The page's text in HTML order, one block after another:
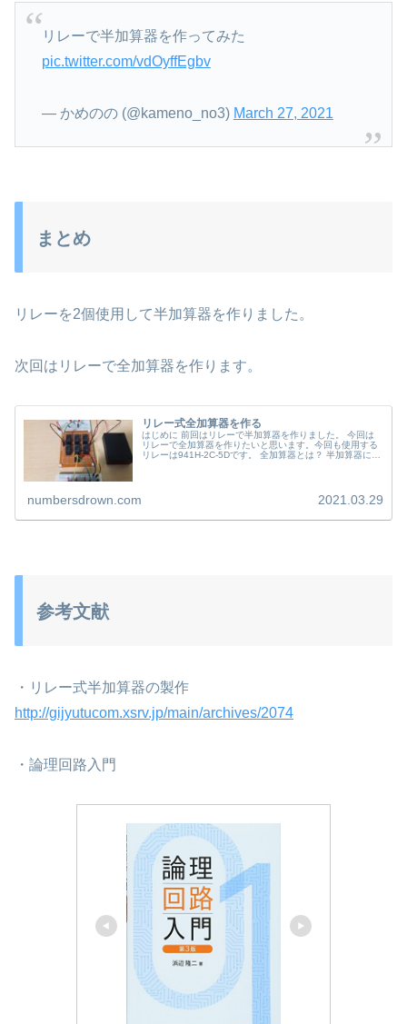
リレーで半加算器を作ってみた
pic.twitter.com/vdOyffEgbv
— かめのの (@kameno_no3) March 27, 2021
まとめ
リレーを2個使用して半加算器を作りました。
次回はリレーで全加算器を作ります。
リレー式全加算器を作る
はじめに 前回はリレーで半加算器を作りました。 今回は
リレーで全加算器を作りたいと思います。今回も使用する
リレーは941H-2C-5Dです。 全加算器とは？ 半加算器に下
numbersdrown.com 2021.03.29
参考文献
・リレー式半加算器の製作
http://gijyutucom.xsrv.jp/main/archives/2074
・論理回路入門